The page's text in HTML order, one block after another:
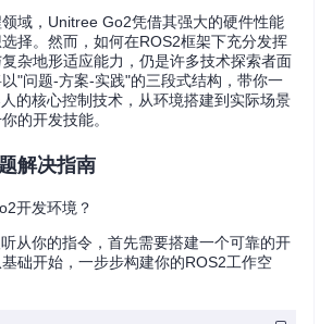
域，Unitree Go2凭借其强大的硬件性能
择。然而，如何在ROS2框架下充分发挥
杂地形适应能力，仍是许多技术探索者面
"问题-方案-实践"的三段式结构，带你一
的核心控制技术，从环境搭建到实际场景
的开发技能。
解决指南
开发环境？
从你的指令，首先需要搭建一个可靠的开
础开始，一步步构建你的ROS2工作空